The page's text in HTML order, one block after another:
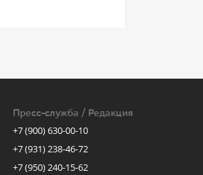
Пресс-служба / Редакция
+7 (900) 630-00-10
+7 (931) 238-46-72
+7 (950) 240-15-62